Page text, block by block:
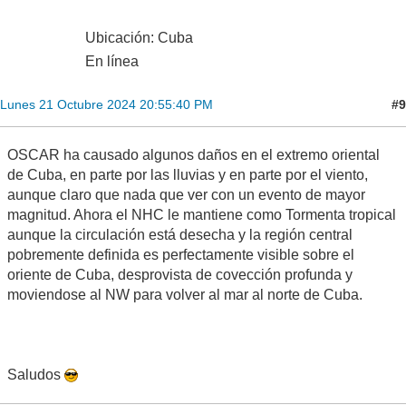
Ubicación: Cuba
En línea
Lunes 21 Octubre 2024 20:55:40 PM #9
OSCAR ha causado algunos daños en el extremo oriental
de Cuba, en parte por las lluvias y en parte por el viento,
aunque claro que nada que ver con un evento de mayor
magnitud. Ahora el NHC le mantiene como Tormenta tropical
aunque la circulación está desecha y la región central
pobremente definida es perfectamente visible sobre el
oriente de Cuba, desprovista de covección profunda y
moviendose al NW para volver al mar al norte de Cuba.
Saludos